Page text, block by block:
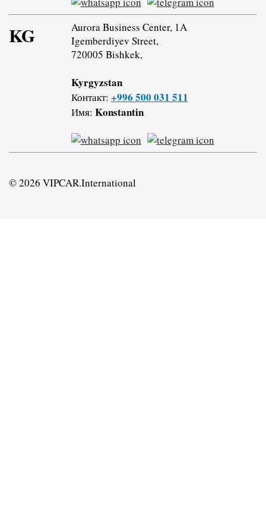
KG
Aurora Business Center, 1A
Igemberdiyev Street,
720005 Bishkek,
Kyrgyzstan
Контакт: +996 500 031 511
Имя: Konstantin
© 2026 VIPCAR.International